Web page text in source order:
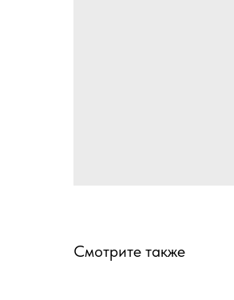
Смотрите также